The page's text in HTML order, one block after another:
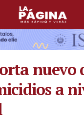
nuevo
a